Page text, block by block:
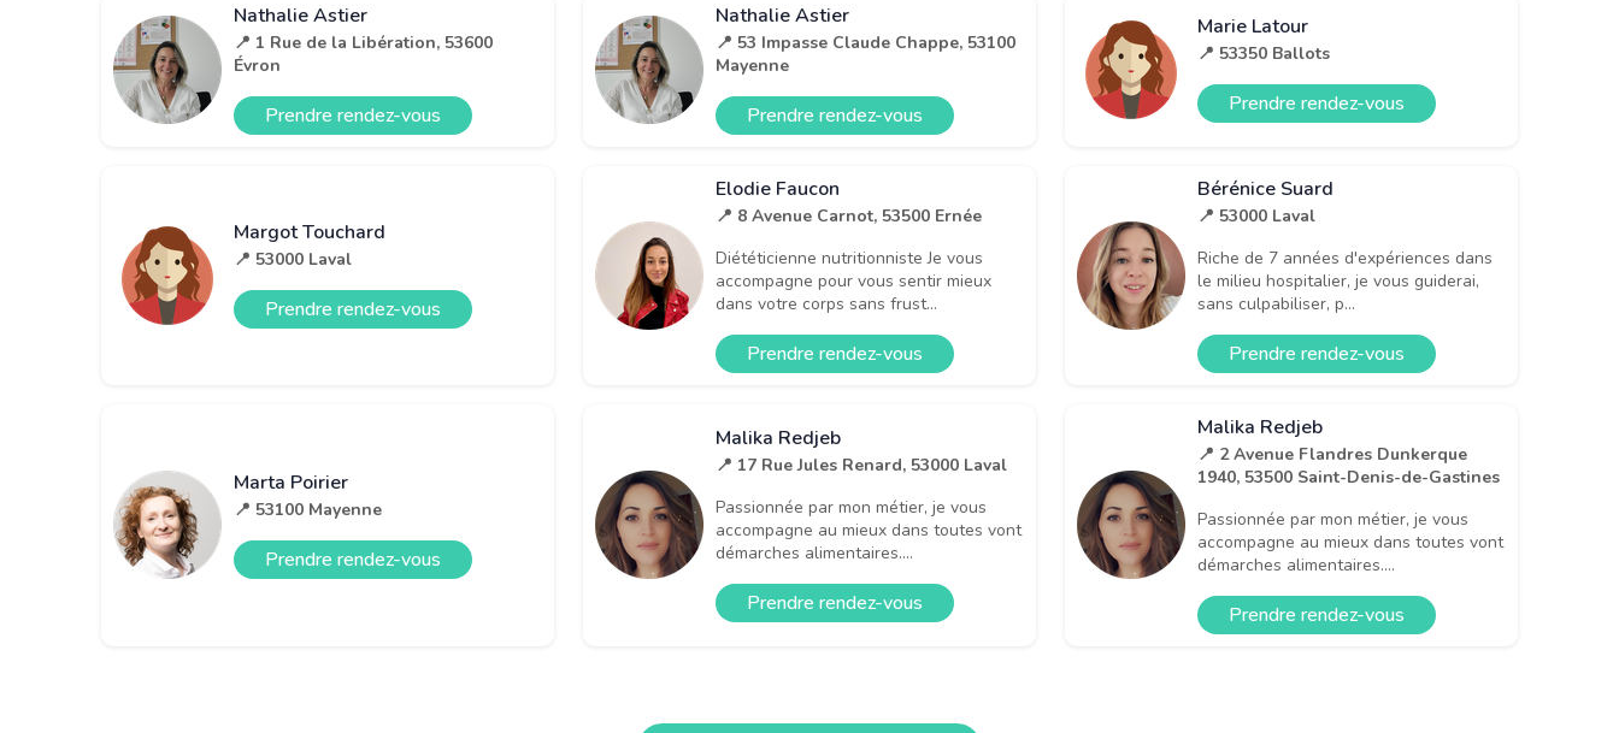
Nathalie Astier
📍 1 Rue de la Libération, 53600
Évron
Prendre rendez-vous
Nathalie Astier
📍 53 Impasse Claude Chappe, 53100
Mayenne
Prendre rendez-vous
Marie Latour
📍 53350 Ballots
Prendre rendez-vous
Margot Touchard
📍 53000 Laval
Prendre rendez-vous
Elodie Faucon
📍 8 Avenue Carnot, 53500 Ernée
Diététicienne nutritionniste Je vous
accompagne pour vous sentir mieux
dans votre corps sans frust...
Prendre rendez-vous
Bérénice Suard
📍 53000 Laval
Riche de 7 années d'expériences dans
le milieu hospitalier, je vous guiderai,
sans culpabiliser, p...
Prendre rendez-vous
Marta Poirier
📍 53100 Mayenne
Prendre rendez-vous
Malika Redjeb
📍 17 Rue Jules Renard, 53000 Laval
Passionnée par mon métier, je vous
accompagne au mieux dans toutes vont
démarches alimentaires....
Prendre rendez-vous
Malika Redjeb
📍 2 Avenue Flandres Dunkerque
1940, 53500 Saint-Denis-de-Gastines
Passionnée par mon métier, je vous
accompagne au mieux dans toutes vont
démarches alimentaires....
Prendre rendez-vous